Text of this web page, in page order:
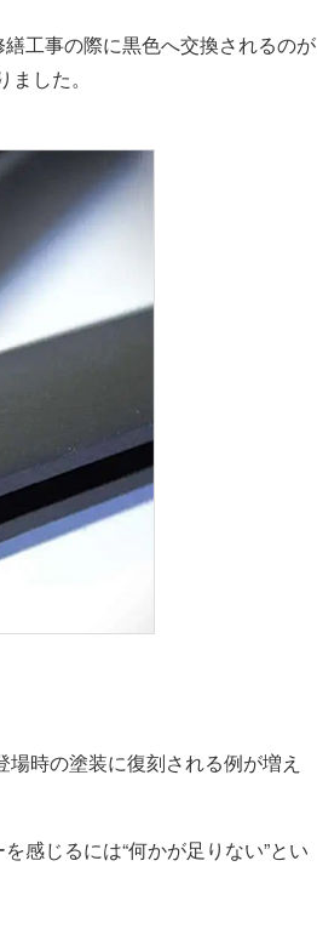
工事の際に黒色へ交換されるのが
した。
時の塗装に復刻される例が増え
感じるには“何かが足りない”とい